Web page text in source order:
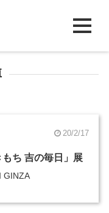
20/2/17
もち 吉の毎日」展
GINZA